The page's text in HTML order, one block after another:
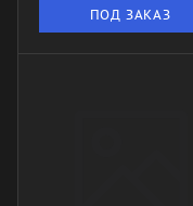
ПОД ЗАКАЗ